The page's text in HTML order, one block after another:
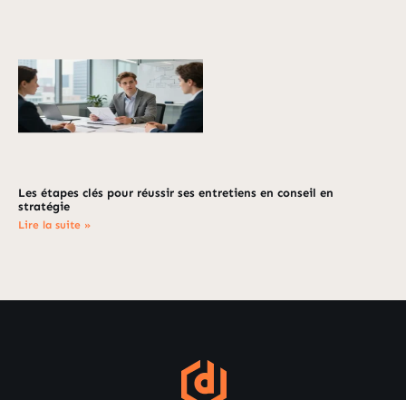
Les étapes clés pour réussir ses entretiens en conseil en
stratégie
Lire la suite »